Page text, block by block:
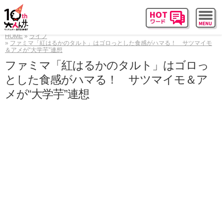
HOME
ライフ
ファミマ「紅はるかのタルト」はゴロっとした食感がハマる！ サツマイモ
＆アメが“大学芋”連想
ファミマ「紅はるかのタルト」はゴロっ
とした食感がハマる！ サツマイモ＆ア
メが“大学芋”連想